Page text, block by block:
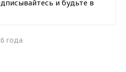
и будьте в
года